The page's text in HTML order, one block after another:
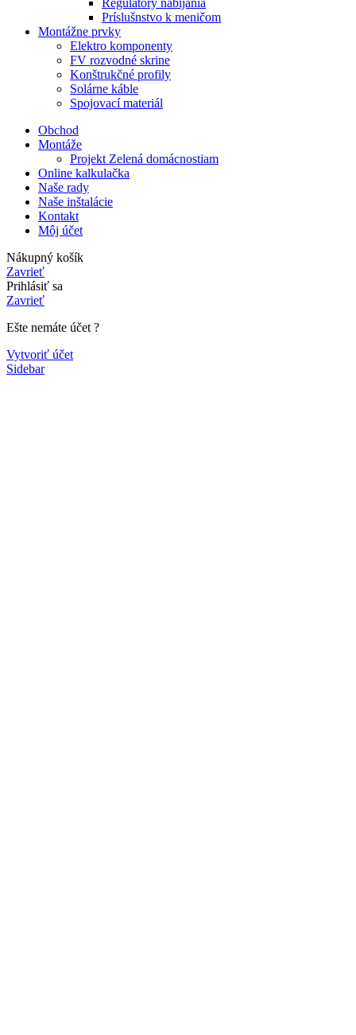
Regulátory nabíjania
Príslušnstvo k meničom
Montážne prvky
Elektro komponenty
FV rozvodné skrine
Konštrukčné profily
Solárne káble
Spojovací materiál
Obchod
Montáže
Projekt Zelená domácnostiam
Online kalkulačka
Naše rady
Naše inštalácie
Kontakt
Môj účet
Nákupný košík
Zavrieť
Prihlásiť sa
Zavrieť
Ešte nemáte účet ?
Vytvoriť účet
Sidebar